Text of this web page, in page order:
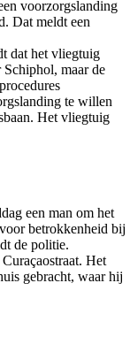
voorzorgslanding
Dat meldt een
dat het vliegtuig
maar de
te willen
Het vliegtuig
een man om het
betrokkenheid bij
de politie.
Het
gebracht, waar hij